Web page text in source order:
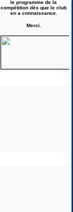
le programme de la
compétition dès que le club
en a connaissance.
Merci.